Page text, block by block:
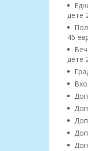
дете
46
дете